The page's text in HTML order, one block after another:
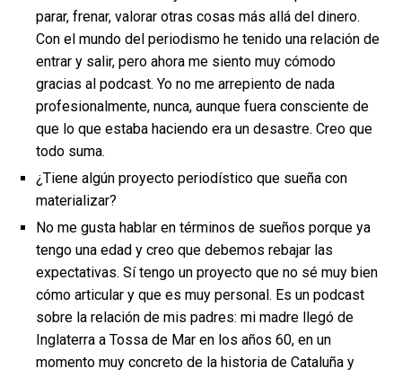
parar, frenar, valorar otras cosas más allá del dinero.
Con el mundo del periodismo he tenido una relación de
entrar y salir, pero ahora me siento muy cómodo
gracias al podcast. Yo no me arrepiento de nada
profesionalmente, nunca, aunque fuera consciente de
que lo que estaba haciendo era un desastre. Creo que
todo suma.
¿Tiene algún proyecto periodístico que sueña con
materializar?
No me gusta hablar en términos de sueños porque ya
tengo una edad y creo que debemos rebajar las
expectativas. Sí tengo un proyecto que no sé muy bien
cómo articular y que es muy personal. Es un podcast
sobre la relación de mis padres: mi madre llegó de
Inglaterra a Tossa de Mar en los años 60, en un
momento muy concreto de la historia de Cataluña y